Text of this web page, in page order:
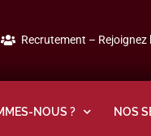
Recrutement – Rejoignez
NOUS ? NOS